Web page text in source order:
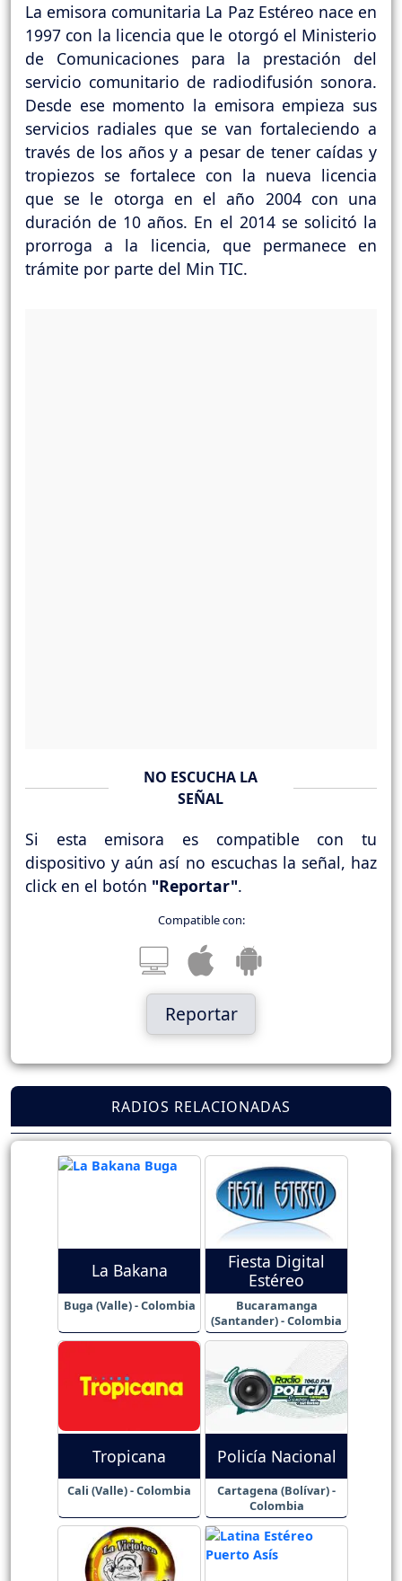
La emisora comunitaria La Paz Estéreo nace en
1997 con la licencia que le otorgó el Ministerio
de Comunicaciones para la prestación del
servicio comunitario de radiodifusión sonora.
Desde ese momento la emisora empieza sus
servicios radiales que se van fortaleciendo a
través de los años y a pesar de tener caídas y
tropiezos se fortalece con la nueva licencia
que se le otorga en el año 2004 con una
duración de 10 años. En el 2014 se solicitó la
prorroga a la licencia, que permanece en
trámite por parte del Min TIC.
NO ESCUCHA LA
SEÑAL
Si esta emisora es compatible con tu
dispositivo y aún así no escuchas la señal, haz
click en el botón "Reportar".
Compatible con:
Reportar
RADIOS RELACIONADAS
La Bakana
Buga (Valle) - Colombia
Fiesta Digital
Estéreo
Bucaramanga
(Santander) - Colombia
Tropicana
Cali (Valle) - Colombia
Policía Nacional
Cartagena (Bolívar) -
Colombia